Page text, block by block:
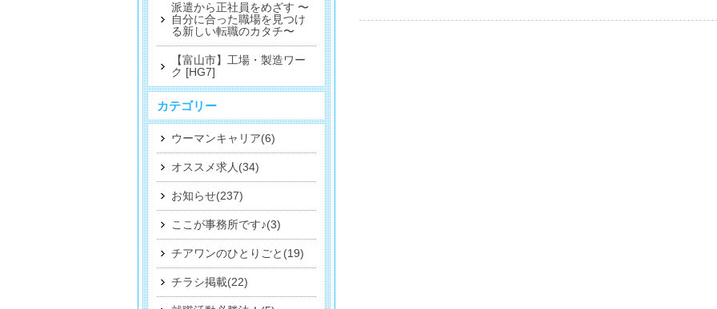
派遣から正社員をめざす 〜
自分に合った職場を見つけ
る新しい転職のカタチ〜
【富山市】工場・製造ワー
ク [HG7]
カテゴリー
ウーマンキャリア(6)
オススメ求人(34)
お知らせ(237)
ここが事務所です♪(3)
チアワンのひとりごと(19)
チラシ掲載(22)